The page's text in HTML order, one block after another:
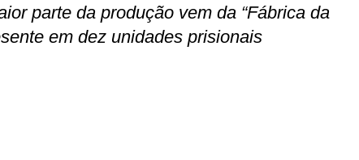
parte da produção vem da “Fábrica da
em dez unidades prisionais